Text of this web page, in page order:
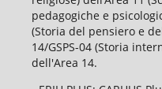
pedagogiche e
(Storia del pensiero e
14/GSPS-04 (Storia
dell'Area 14.